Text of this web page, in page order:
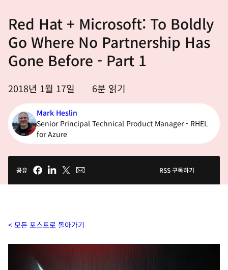
Red Hat + Microsoft: To Boldly
Go Where No Partnership Has
Gone Before - Part 1
2018년 1월 17일 6분 읽기
Mark Heslin
Senior Principal Technical Product Manager - RHEL
for Azure
공유 RSS 구독하기
모든 포스트로 돌아가기